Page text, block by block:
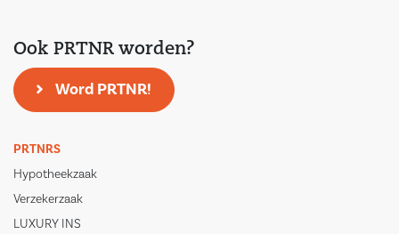
Ook PRTNR worden?
Word PRTNR!
PRTNRS
Hypotheekzaak
Verzekerzaak
LUXURY INS